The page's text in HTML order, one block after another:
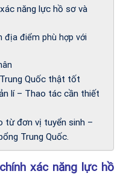
năng lực hồ sơ và
địa điểm phù hợp với
Quốc thật tốt
lí – Thao tác cần thiết
từ đơn vị tuyển sinh –
Trung Quốc.
xác năng lực hồ